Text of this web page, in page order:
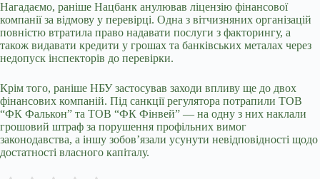
Нагадаємо, раніше Нацбанк анулював ліцензію фінансової
компаніїза відмову у перевірці. Одна з вітчизняних організацій
повністю втратила право надавати послуги з факторингу, а
також видавати кредити у грошах та банківських металах через
недопуск інспекторів до перевірки.
Крім того, раніше НБУ застосував заходи впливу ще до двох
фінансових компаній. Під санкції регулятора потрапили ТОВ
“ФК Фалькон” та ТОВ “ФК Фінвей” — на одну з них наклали
грошовий штраф за порушення профільних вимог
законодавства, а іншу зобов’язали усунути невідповідності щодо
достатності власного капіталу.